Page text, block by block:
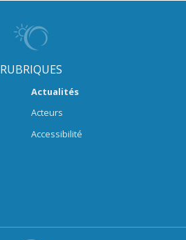
RUBRIQUES
Actualités
Acteurs
Accessibilité